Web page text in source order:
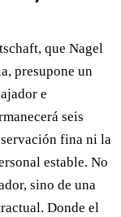
que Nagel
presupone un
e
seis
fina ni la
estable. No
sino de una
Donde el